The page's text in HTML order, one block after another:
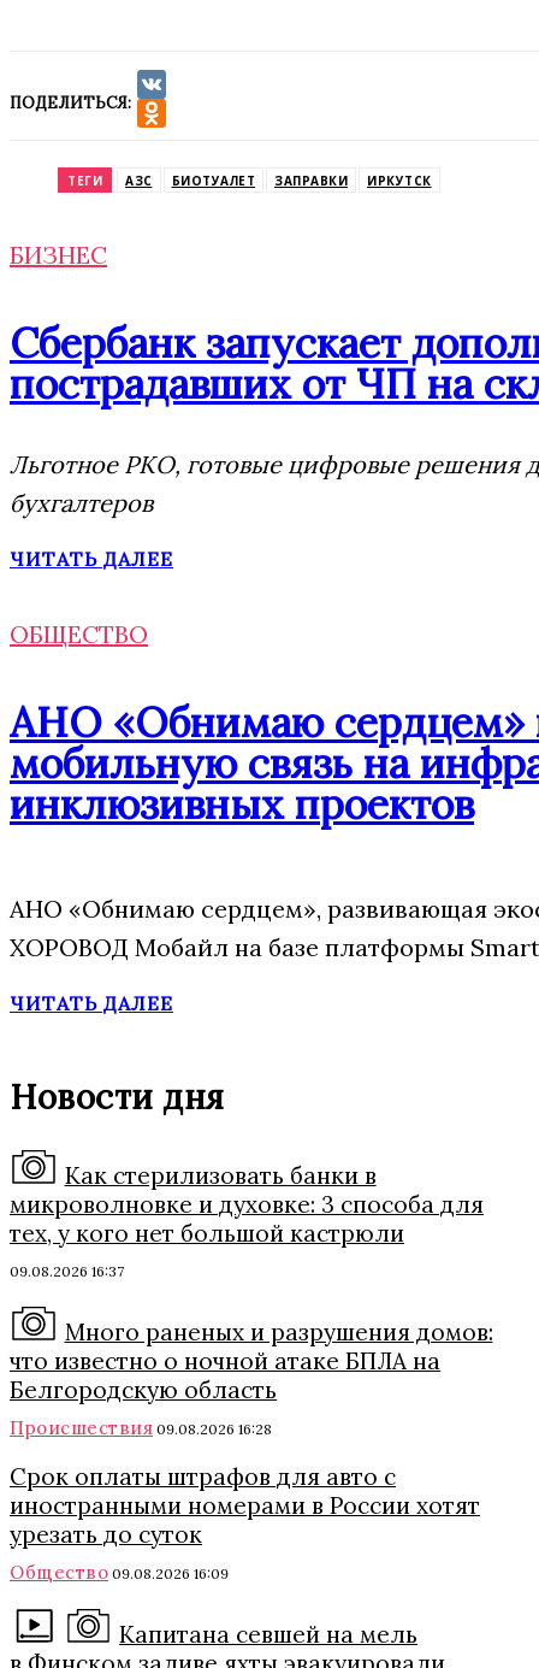
ПОДЕЛИТЬСЯ:
VK
ТЕГИ АЗС БИОТУАЛЕТ ЗАПРАВКИ ИРКУТСК
БИЗНЕС
Сбербанк запускает
пострадавших от ЧП на
Льготное РКО, готовые цифровые решения
бухгалтеров
ЧИТАТЬ ДАЛЕЕ
ОБЩЕСТВО
АНО «Обнимаю сердцем»
мобильную связь на
инклюзивных проектов
АНО «Обнимаю сердцем», развивающая
ХОРОВОД Мобайл на базе платформы Smart
ЧИТАТЬ ДАЛЕЕ
Новости дня
Как стерилизовать банки в
микроволновке и духовке: 3 способа для
тех, у кого нет большой кастрюли
09.08.2026 16:37
Много раненых и разрушения домов:
что известно о ночной атаке БПЛА на
Белгородскую область
Происшествия 09.08.2026 16:28
Срок оплаты штрафов для авто с
иностранными номерами в России хотят
урезать до суток
Общество 09.08.2026 16:09
Капитана севшей на мель